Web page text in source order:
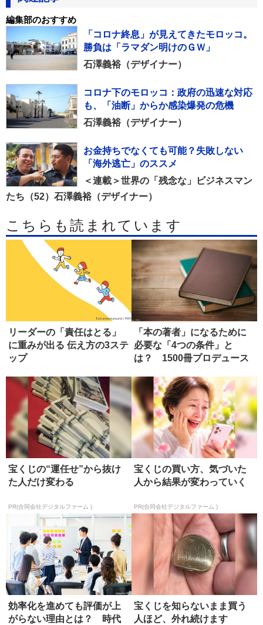
編集部のおすすめ
「コロナ終息」が見えてきたモロッコ。
勝負は「ラマダン明けのＧＷ」
石澤義裕（デザイナー）
コロナ下のモロッコ：政府の迅速な対応
も、「油断」からか感染爆発の危機
石澤義裕（デザイナー）
お金持ちでなくても可能？失敗しない
「海外逃亡」のススメ
＜連載＞世界の「残念な」ビジネスマン
たち（52）石澤義裕（デザイナー）
こちらも読まれています
リーダーの「責任はとる」
に重みが出る 伝え方の3ステ
ップ
「本の著者」になるために
必要な「4つの条件」と
は？ 1500冊プロデュース
宝くじの“運任せ”から抜け
た人だけ変わる
PR(合同会社デジタルファーム )
宝くじの買い方、気づいた
人から結果が変わっていく
PR(合同会社デジタルファーム )
効率化を進めても評価が上
がらない理由とは？ 時代
宝くじを知らないまま買う
人ほど、外れ続けます